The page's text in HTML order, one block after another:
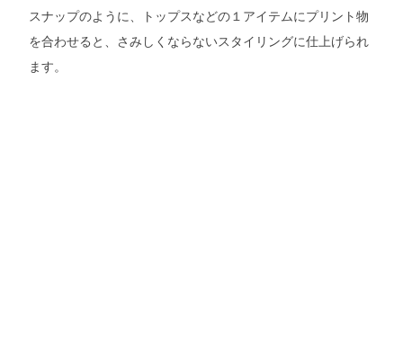
スナップのように、トップスなどの１アイテムにプリント物
を合わせると、さみしくならないスタイリングに仕上げられ
ます。